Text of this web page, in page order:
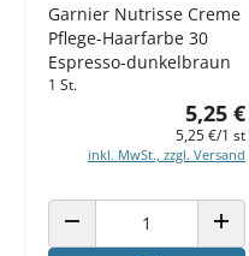
Garnier Nutrisse Creme
Pflege-Haarfarbe 30
Espresso-dunkelbraun
1 St.
5,25 €
5,25 €/1 st
inkl. MwSt., zzgl. Versand
ANZAHL VERRINGERN